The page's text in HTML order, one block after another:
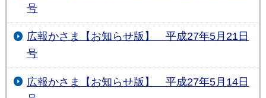
号
広報かさま【お知らせ版】 平成27年5月21日
号
広報かさま【お知らせ版】 平成27年5月14日